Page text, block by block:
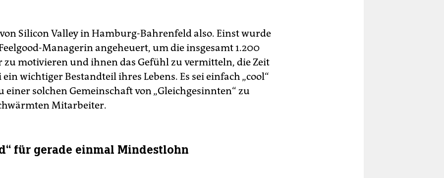
Silicon Valley in Hamburg-Bahrenfeld also. Einst wurde
Managerin angeheuert, um die insgesamt 1.200
motivieren und ihnen das Gefühl zu vermitteln, die Zeit
wichtiger Bestandteil ihres Lebens. Es sei einfach „cool“
einer solchen Gemeinschaft von „Gleichgesinnten“ zu
Mitarbeiter.
für gerade einmal Mindestlohn